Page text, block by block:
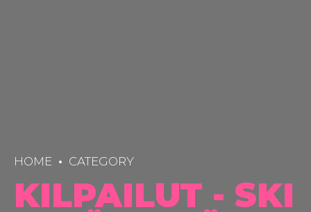
HOME CATEGORY
KILPAILUT - SKI